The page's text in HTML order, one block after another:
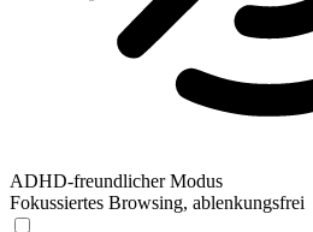
ADHD-freundlicher Modus
Fokussiertes Browsing, ablenkungsfrei